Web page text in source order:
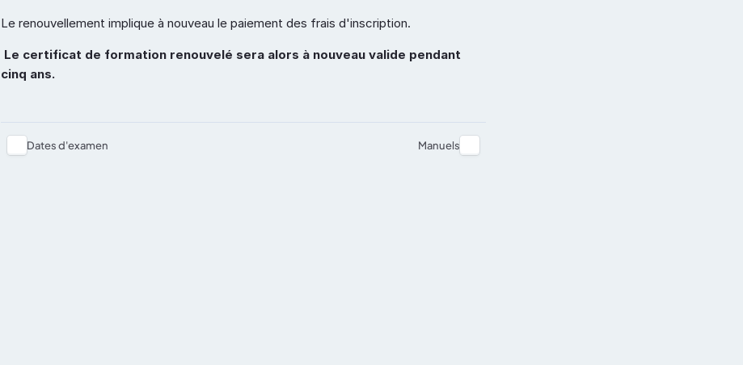
Le renouvellement implique à nouveau le paiement des frais d'inscription.
cinq ans.
Dates d'examen Manuels